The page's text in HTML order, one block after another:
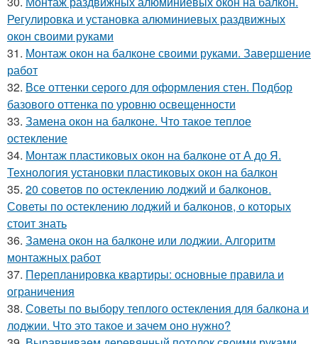
Регулировка и установка алюминиевых раздвижных
окон своими руками
31. Монтаж окон на балконе своими руками. Завершение
работ
32. Все оттенки серого для оформления стен. Подбор
базового оттенка по уровню освещенности
33. Замена окон на балконе. Что такое теплое
остекление
34. Монтаж пластиковых окон на балконе от А до Я.
Технология установки пластиковых окон на балкон
35. 20 советов по остеклению лоджий и балконов.
Советы по остеклению лоджий и балконов, о которых
стоит знать
36. Замена окон на балконе или лоджии. Алгоритм
монтажных работ
37. Перепланировка квартиры: основные правила и
ограничения
38. Советы по выбору теплого остекления для балкона и
лоджии. Что это такое и зачем оно нужно?